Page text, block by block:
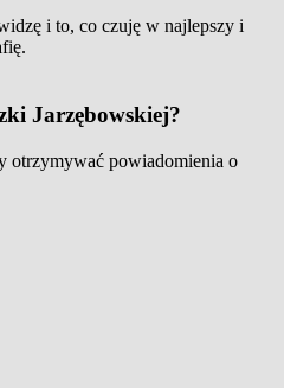
i to, co czuję w najlepszy i
Jarzębowskiej?
otrzymywać powiadomienia o